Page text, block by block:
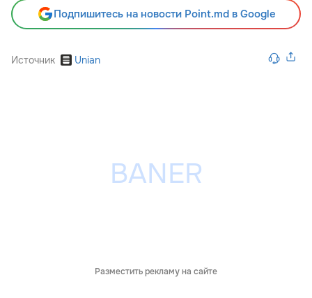
Подпишитесь на новости Point.md в Google
Источник Unian
Разместить рекламу на сайте